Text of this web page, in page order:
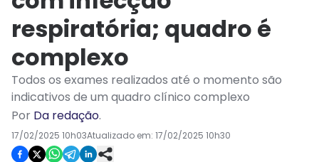
respiratória; quadro é
complexo
Todos os exames realizados até o momento são
indicativos de um quadro clínico complexo
Por Da redação.
17/02/2025 10h03Atualizado em: 17/02/2025 10h30